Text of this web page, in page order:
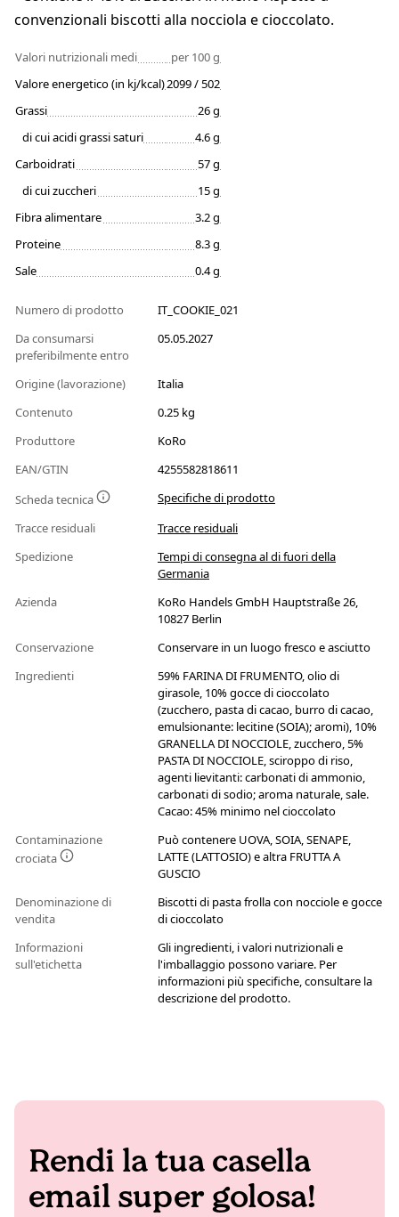
convenzionali biscotti alla nocciola e cioccolato.
Valori nutrizionali medi
per 100 g
Valore energetico (in kj/kcal)2099 / 502
Grassi
26 g
di cui acidi grassi saturi
4.6 g
Carboidrati
57 g
di cui zuccheri
15 g
Fibra alimentare
3.2 g
Proteine
8.3 g
Sale
0.4 g
Numero di prodotto
IT_COOKIE_021
Da consumarsi
preferibilmente entro
05.05.2027
Origine (lavorazione)
Italia
Contenuto
0.25 kg
Produttore
KoRo
EAN/GTIN
4255582818611
Scheda tecnica
Specifiche di prodotto
Tracce residuali
Tracce residuali
Spedizione
Tempi di consegna al di fuori della
Germania
Azienda
KoRo Handels GmbH Hauptstraße 26,
10827 Berlin
Conservazione
Conservare in un luogo fresco e asciutto
Ingredienti
59% FARINA DI FRUMENTO, olio di
girasole, 10% gocce di cioccolato
(zucchero, pasta di cacao, burro di cacao,
emulsionante: lecitine (SOIA); aromi), 10%
GRANELLA DI NOCCIOLE, zucchero, 5%
PASTA DI NOCCIOLE, sciroppo di riso,
agenti lievitanti: carbonati di ammonio,
carbonati di sodio; aroma naturale, sale.
Cacao: 45% minimo nel cioccolato
Contaminazione
crociata
Può contenere UOVA, SOIA, SENAPE,
LATTE (LATTOSIO) e altra FRUTTA A
GUSCIO
Denominazione di
vendita
Biscotti di pasta frolla con nocciole e gocce
di cioccolato
Informazioni
sull'etichetta
Gli ingredienti, i valori nutrizionali e
l'imballaggio possono variare. Per
informazioni più specifiche, consultare la
descrizione del prodotto.
Rendi la tua casella
email super golosa!